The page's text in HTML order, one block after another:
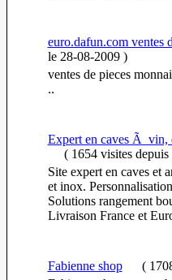
euro.dafun.com ventes
le 28-08-2009)
ventes de pieces
..
Expert en caves Ã
(1654 visites
Site expert en caves
et inox.
Solutions rangement
Livraison France et
Fabienne shop(